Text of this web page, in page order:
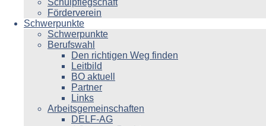
Schulpflegschaft
Förderverein
Schwerpunkte
Schwerpunkte
Berufswahl
Den richtigen Weg finden
Leitbild
BO aktuell
Partner
Links
Arbeitsgemeinschaften
DELF-AG